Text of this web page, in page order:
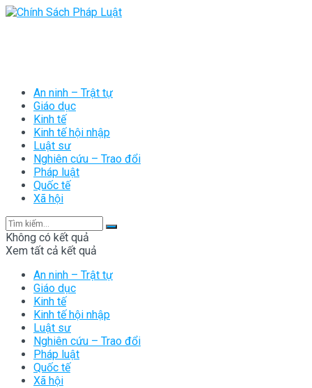
An ninh – Trật tự
Giáo dục
Kinh tế
Kinh tế hội nhập
Luật sư
Nghiên cứu – Trao đổi
Pháp luật
Quốc tế
Xã hội
Không có kết quả
Xem tất cả kết quả
An ninh – Trật tự
Giáo dục
Kinh tế
Kinh tế hội nhập
Luật sư
Nghiên cứu – Trao đổi
Pháp luật
Quốc tế
Xã hội